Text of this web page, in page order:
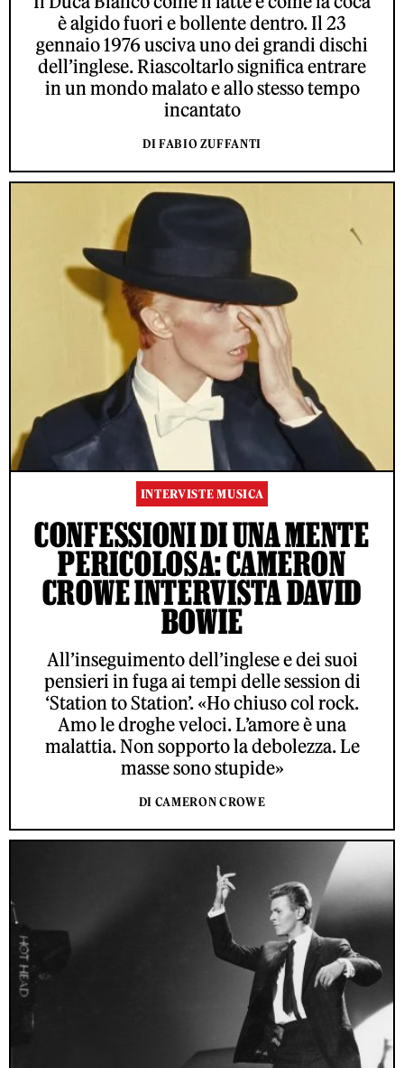
è algido fuori e bollente dentro. Il 23
gennaio 1976 usciva uno dei grandi dischi
dell’inglese. Riascoltarlo significa entrare
in un mondo malato e allo stesso tempo
incantato
DI FABIO ZUFFANTI
INTERVISTE MUSICA
CONFESSIONI DI UNA MENTE
PERICOLOSA: CAMERON
CROWE INTERVISTA DAVID
BOWIE
All’inseguimento dell’inglese e dei suoi
pensieri in fuga ai tempi delle session di
‘Station to Station’. «Ho chiuso col rock.
Amo le droghe veloci. L’amore è una
malattia. Non sopporto la debolezza. Le
masse sono stupide»
DI CAMERON CROWE